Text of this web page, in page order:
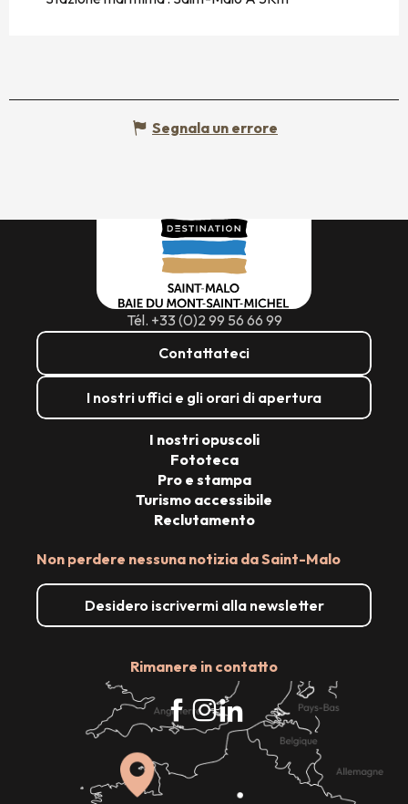
Segnala un errore
Tél. +33 (0)2 99 56 66 99
Contattateci
I nostri uffici e gli orari di apertura
Non perdere nessuna notizia da Saint-Malo
Desidero iscrivermi alla newsletter
Rimanere in contatto
I nostri opuscoli
Fototeca
Pro e stampa
Turismo accessibile
Reclutamento